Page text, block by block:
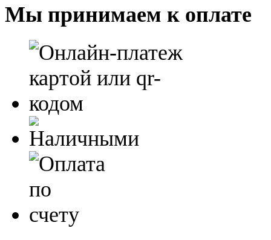
Мы принимаем к оплате